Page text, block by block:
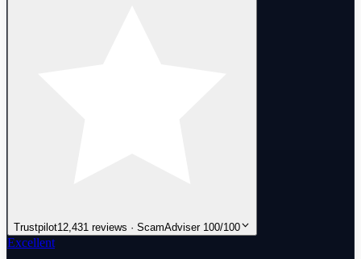
Trustpilot12,431 reviews · ScamAdviser 100/100
Excellent